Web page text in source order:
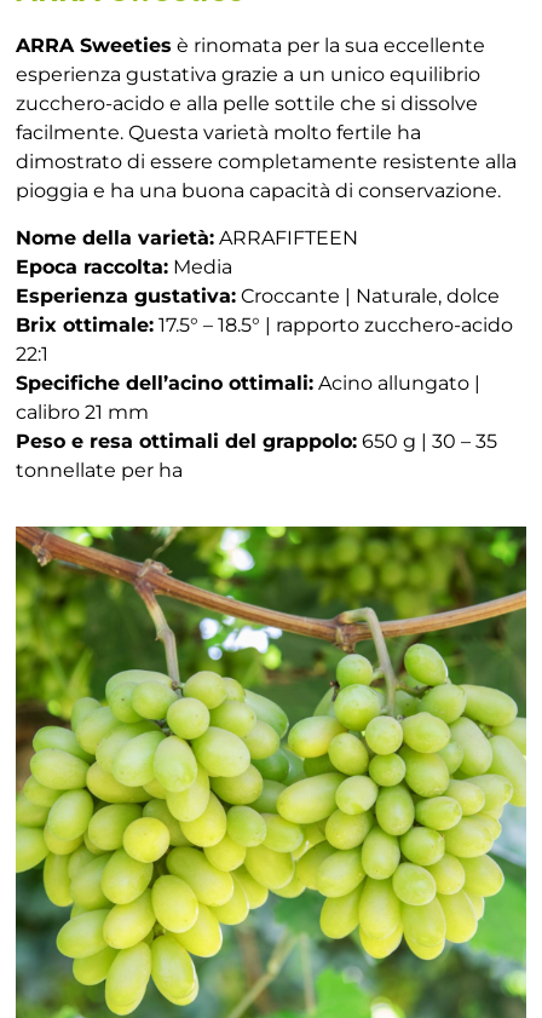
ARRA Sweeties è rinomata per la sua eccellente
esperienza gustativa grazie a un unico equilibrio
zucchero-acido e alla pelle sottile che si dissolve
facilmente. Questa varietà molto fertile ha
dimostrato di essere completamente resistente alla
pioggia e ha una buona capacità di conservazione.
Nome della varietà: ARRAFIFTEEN
Epoca raccolta: Media
Esperienza gustativa: Croccante | Naturale, dolce
Brix ottimale: 17.5° – 18.5° | rapporto zucchero-acido
22:1
Specifiche dell’acino ottimali: Acino allungato |
calibro 21 mm
Peso e resa ottimali del grappolo: 650 g | 30 – 35
tonnellate per ha